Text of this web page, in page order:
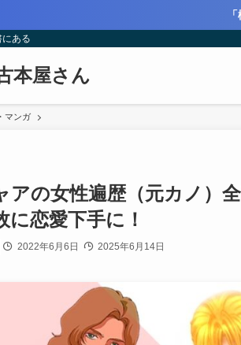
ある
本屋さん
マンガ
アの女性遍歴（元カノ）
に恋愛下手に！
2022年6月6日 2025年6月14日